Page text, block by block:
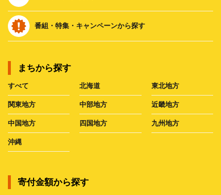
番組・特集・キャンペーンから探す
まちから探す
すべて 北海道 東北地方
関東地方 中部地方 近畿地方
中国地方 四国地方 九州地方
沖縄
寄付金額から探す